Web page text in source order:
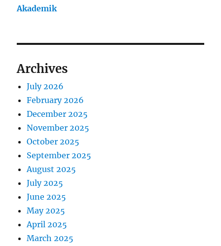
Akademik
Archives
July 2026
February 2026
December 2025
November 2025
October 2025
September 2025
August 2025
July 2025
June 2025
May 2025
April 2025
March 2025